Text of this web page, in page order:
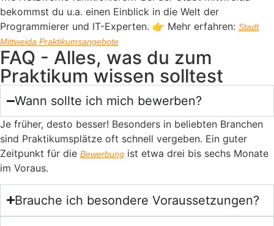
bekommst du u.a. einen Einblick in die Welt der
Programmierer und IT-Experten. 👉 Mehr erfahren: Stadt
Mittweida Praktikumsangebote
FAQ - Alles, was du zum
Praktikum wissen solltest
Wann sollte ich mich bewerben?
Je früher, desto besser! Besonders in beliebten Branchen
sind Praktikumsplätze oft schnell vergeben. Ein guter
Zeitpunkt für die Bewerbung ist etwa drei bis sechs Monate
im Voraus.
Brauche ich besondere Voraussetzungen?